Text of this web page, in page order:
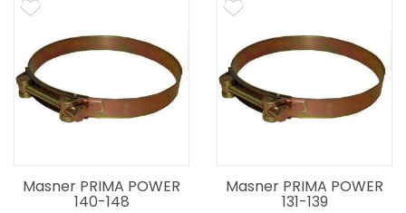
Masner PRIMA POWER
140-148
Masner PRIMA POWER
131-139